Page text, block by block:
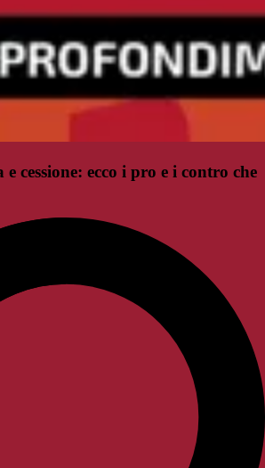
cessione: ecco i pro e i contro che